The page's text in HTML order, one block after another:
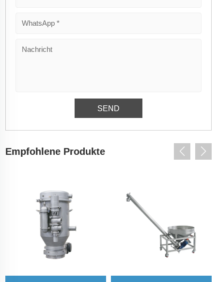
Empfohlene Produkte